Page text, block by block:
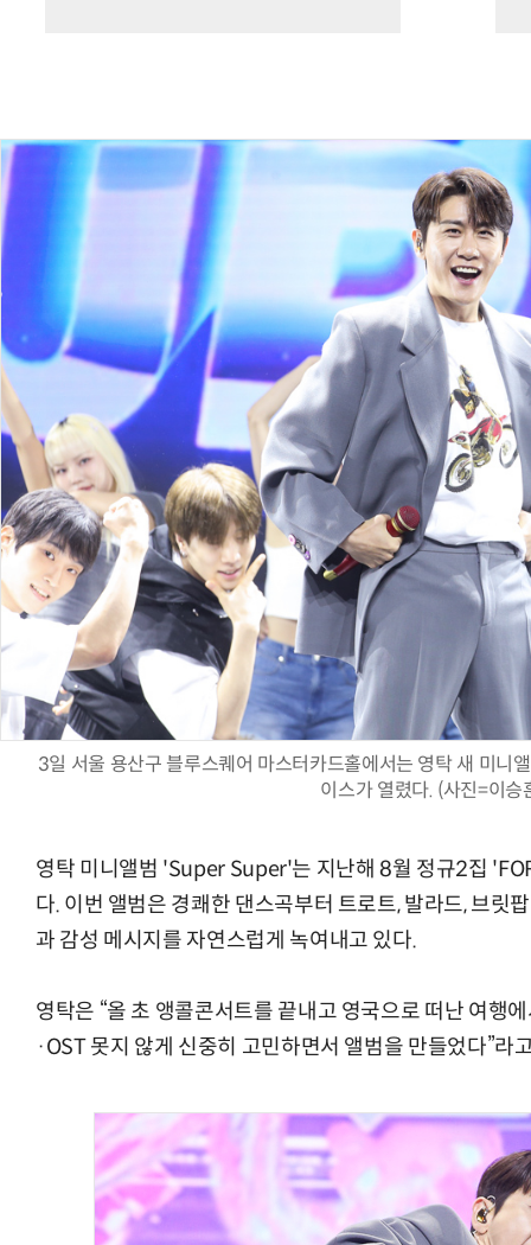
3일 서울 용산구 블루스퀘어 마스터카드홀에서는 영탁 새 미
이스가 열렸다. (사진=이승
영탁 미니앨범 'Super Super'는 지난해 8월 정규2집
다. 이번 앨범은 경쾌한 댄스곡부터 트로트, 발라드, 브릿
과 감성 메시지를 자연스럽게 녹여내고 있다.
영탁은 “올 초 앵콜콘서트를 끝내고 영국으로 떠난 여행
·OST 못지 않게 신중히 고민하면서 앨범을 만들었다”라